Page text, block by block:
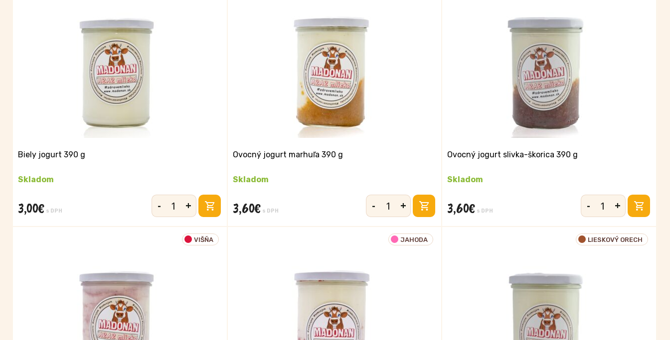
Biely jogurt 390 g
Skladom
3,00€ s DPH -
množstvo+
Ovocný jogurt marhuľa 390 g
Skladom
3,60€ s DPH -
množstvo
jogurt
marhuľa
+
Ovocný jogurt slivka-škorica 390 g
Skladom
3,60€ s DPH -
množstvo
jogurt
slivka-
g
+
VIŠŇA JAHODA LIESKOVÝ ORECH